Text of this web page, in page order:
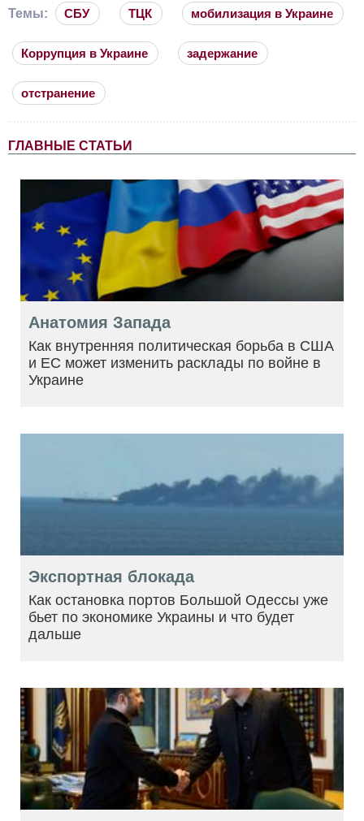
Темы: СБУ ТЦК мобилизация в Украине
Коррупция в Украине задержание
отстранение
ГЛАВНЫЕ СТАТЬИ
Анатомия Запада
Как внутренняя политическая борьба в США
и ЕС может изменить расклады по войне в
Украине
Экспортная блокада
Как остановка портов Большой Одессы уже
бьет по экономике Украины и что будет
дальше